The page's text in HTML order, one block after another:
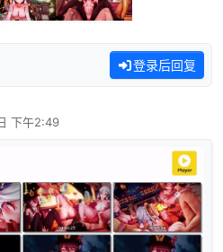
登录后回复
下午2:49